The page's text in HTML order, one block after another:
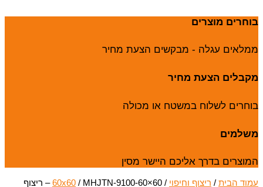
בוחרים מוצרים
ממלאים עגלה - מבקשים הצעת מחיר
מקבלים הצעת מחיר
בוחרים לשלוח במשטח או מכולה
משלמים
המוצרים בדרך אליכם היישר מסין
עמוד הבית / ריצוף וחיפוי /
60x60/ MHJTN-9100-60×60 – ריצוף